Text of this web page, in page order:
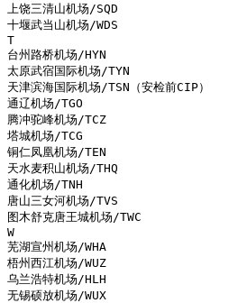
上饶三清山机场/SQD
十堰武当山机场/WDS
T
台州路桥机场/HYN
太原武宿国际机场/TYN
天津滨海国际机场/TSN（安检前CIP）
通辽机场/TGO
腾冲驼峰机场/TCZ
塔城机场/TCG
铜仁凤凰机场/TEN
天水麦积山机场/THQ
通化机场/TNH
唐山三女河机场/TVS
图木舒克唐王城机场/TWC
W
芜湖宣州机场/WHA
梧州西江机场/WUZ
乌兰浩特机场/HLH
无锡硕放机场/WUX